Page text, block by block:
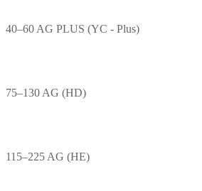
40–60 AG PLUS (YC - Plus)
75–130 AG (HD)
115–225 AG (HE)